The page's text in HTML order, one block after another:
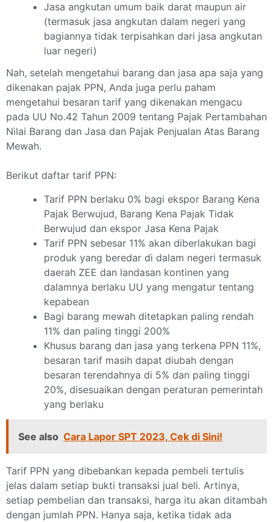
Jasa angkutan umum baik darat maupun air
(termasuk jasa angkutan dalam negeri yang
bagiannya tidak terpisahkan dari jasa angkutan
luar negeri)
Nah, setelah mengetahui barang dan jasa apa saja yang
dikenakan pajak PPN, Anda juga perlu paham
mengetahui besaran tarif yang dikenakan mengacu
pada UU No.42 Tahun 2009 tentang Pajak Pertambahan
Nilai Barang dan Jasa dan Pajak Penjualan Atas Barang
Mewah.
Berikut daftar tarif PPN:
Tarif PPN berlaku 0% bagi ekspor Barang Kena
Pajak Berwujud, Barang Kena Pajak Tidak
Berwujud dan ekspor Jasa Kena Pajak
Tarif PPN sebesar 11% akan diberlakukan bagi
produk yang beredar di dalam negeri termasuk
daerah ZEE dan landasan kontinen yang
dalamnya berlaku UU yang mengatur tentang
kepabean
Bagi barang mewah ditetapkan paling rendah
11% dan paling tinggi 200%
Khusus barang dan jasa yang terkena PPN 11%,
besaran tarif masih dapat diubah dengan
besaran terendahnya di 5% dan paling tinggi
20%, disesuaikan dengan peraturan pemerintah
yang berlaku
See also Cara Lapor SPT 2023, Cek di Sini!
Tarif PPN yang dibebankan kepada pembeli tertulis
jelas dalam setiap bukti transaksi jual beli. Artinya,
setiap pembelian dan transaksi, harga itu akan ditambah
dengan jumlah PPN. Hanya saja, ketika tidak ada